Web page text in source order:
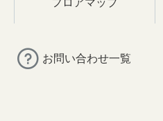
お問い合わせ一覧